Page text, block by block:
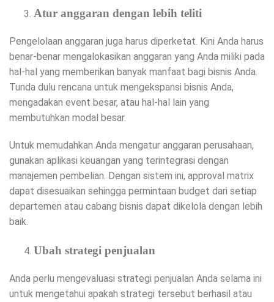
Atur anggaran dengan lebih teliti
Pengelolaan anggaran juga harus diperketat. Kini Anda harus
benar-benar mengalokasikan anggaran yang Anda miliki pada
hal-hal yang memberikan banyak manfaat bagi bisnis Anda.
Tunda dulu rencana untuk mengekspansi bisnis Anda,
mengadakan event besar, atau hal-hal lain yang
membutuhkan modal besar.
Untuk memudahkan Anda mengatur anggaran perusahaan,
gunakan aplikasi keuangan yang terintegrasi dengan
manajemen pembelian. Dengan sistem ini, approval matrix
dapat disesuaikan sehingga permintaan budget dari setiap
departemen atau cabang bisnis dapat dikelola dengan lebih
baik.
Ubah strategi penjualan
Anda perlu mengevaluasi strategi penjualan Anda selama ini
untuk mengetahui apakah strategi tersebut berhasil atau